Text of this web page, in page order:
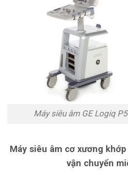
Máy siêu âm GE Logiq P5
Máy siêu âm cơ xương
vận chuyển